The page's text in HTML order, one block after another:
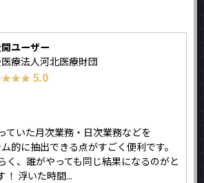
ユーザー
療法人河北医療財団
5.0
ていた月次業務・日次業務などを
的に抽出できる点がすごく便利です。
く、誰がやっても同じ結果になるのがと
！ 浮いた時間...